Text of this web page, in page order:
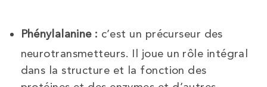
Phénylalanine : c’est un précurseur des
neurotransmetteurs. Il joue un rôle intégral
dans la structure et la fonction des